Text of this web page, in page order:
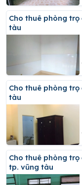
Cho thuê phòng trọ đường thùy vân phường 2 tp. vũng
tàu
Cho thuê phòng trọ đường bầu sen 2 phường 2 tp. vũng
tàu
Cho thuê phòng trọ đường lê hồng phong p. thắng tam
tp. vũng tàu